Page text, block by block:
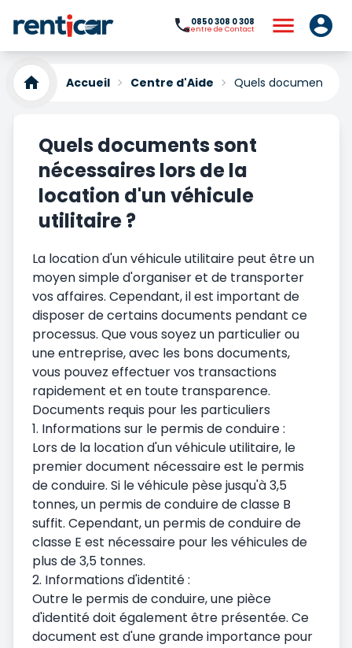
0850 308 0 308
Centre de Contact
Accueil Centre d'Aide Quels documents
Quels documents sont
nécessaires lors de la
location d'un véhicule
utilitaire ?
La location d'un véhicule utilitaire peut être un
moyen simple d'organiser et de transporter
vos affaires. Cependant, il est important de
disposer de certains documents pendant ce
processus. Que vous soyez un particulier ou
une entreprise, avec les bons documents,
vous pouvez effectuer vos transactions
rapidement et en toute transparence.
Documents requis pour les particuliers
1. Informations sur le permis de conduire :
Lors de la location d'un véhicule utilitaire, le
premier document nécessaire est le permis
de conduire. Si le véhicule pèse jusqu'à 3,5
tonnes, un permis de conduire de classe B
suffit. Cependant, un permis de conduire de
classe E est nécessaire pour les véhicules de
plus de 3,5 tonnes.
2. Informations d'identité :
Outre le permis de conduire, une pièce
d'identité doit également être présentée. Ce
document est d'une grande importance pour